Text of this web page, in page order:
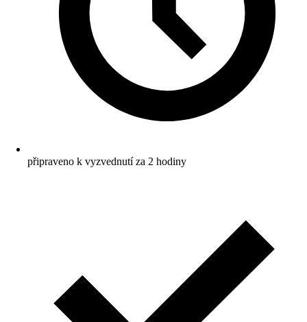
připraveno k vyzvednutí za 2 hodiny